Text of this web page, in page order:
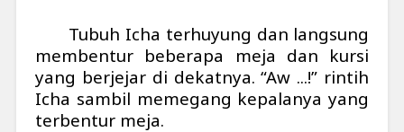
Tubuh Icha terhuyung dan langsung
membentur beberapa meja dan kursi
yang berjejar di dekatnya. “Aw ...!” rintih
Icha sambil memegang kepalanya yang
terbentur meja.